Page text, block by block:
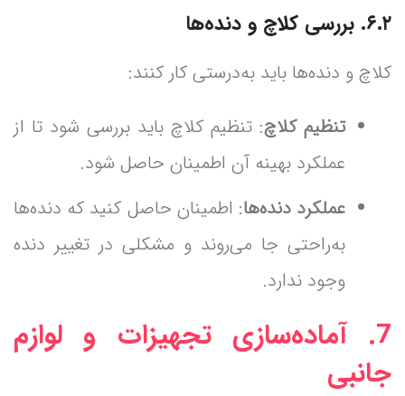
۶.۲. بررسی کلاچ و دنده‌ها
کلاچ و دنده‌ها باید به‌درستی کار کنند:
تنظیم کلاچ: تنظیم کلاچ باید بررسی شود تا از
عملکرد بهینه آن اطمینان حاصل شود.
عملکرد دنده‌ها: اطمینان حاصل کنید که دنده‌ها
به‌راحتی جا می‌روند و مشکلی در تغییر دنده
وجود ندارد.
7.
آماده‌سازی تجهیزات و لوازم
جانبی